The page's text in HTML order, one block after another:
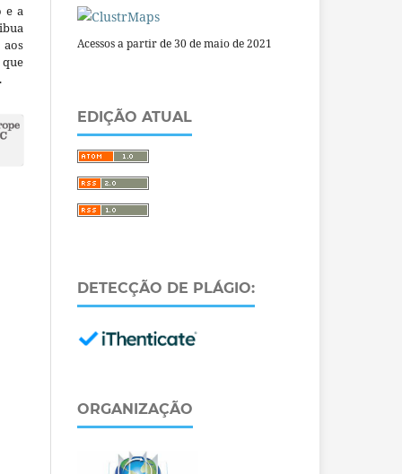
e a
Acessos a partir de 30 de maio de 2021
EDIÇÃO ATUAL
DETECÇÃO DE PLÁGIO:
ORGANIZAÇÃO